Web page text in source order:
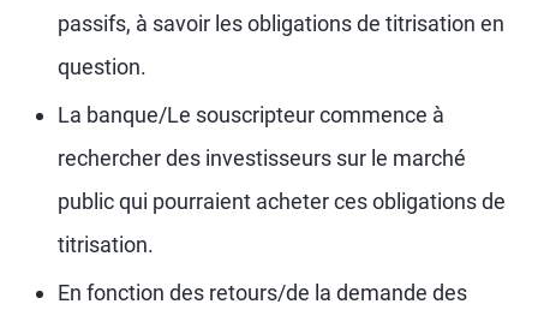
passifs, à savoir les obligations de titrisation en
question.
La banque/Le souscripteur commence à
rechercher des investisseurs sur le marché
public qui pourraient acheter ces obligations de
titrisation.
En fonction des retours/de la demande des